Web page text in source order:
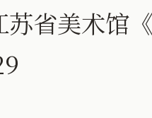
苏省美术馆